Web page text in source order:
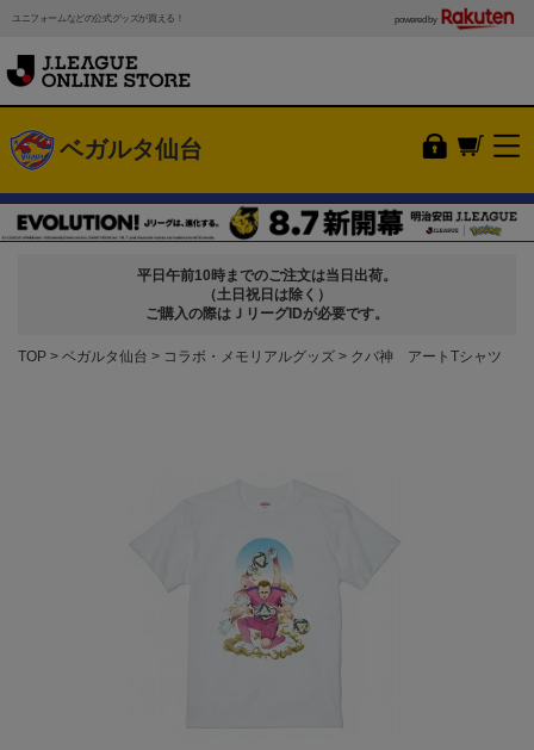
ユニフォームなどの公式グッズが買える！ powered by
ベガルタ仙台
平日午前10時までのご注文は当日出荷。
（土日祝日は除く）
ご購入の際はＪリーグIDが必要です。
TOP ベガルタ仙台 コラボ・メモリアルグッズ クバ神 アートTシャツ